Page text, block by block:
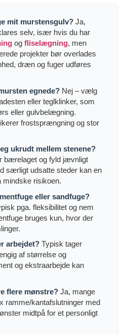
mit murstensgulv? Ja,
selv, især hvis du har
og fliselægning, men
projekter bør overlades
dræn og fuger udføres
egnede? Nej – vælg
eller teglklinker, som
eller gulvbelægning.
frostsprængning og stor
ukrudt mellem stenene?
bærelaget og fyld jævnligt
særligt udsatte steder kan en
risikoen.
eller sandfuge?
pga. fleksibilitet og nem
bruges kun, hvor der
arbejdet? Typisk tager
af størrelse og
og ekstraarbejde kan
flere mønstre? Ja, mange
ramme/kantafslutninger med
midtpå for et personligt